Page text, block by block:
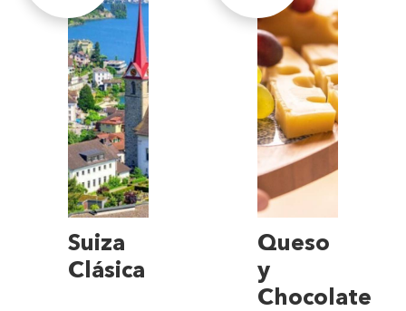
Suiza
Clásica
Queso
y
Chocolate